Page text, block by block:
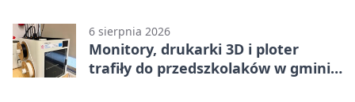
6 sierpnia 2026
Monitory, drukarki 3D i ploter
trafiły do przedszkolaków w gminie